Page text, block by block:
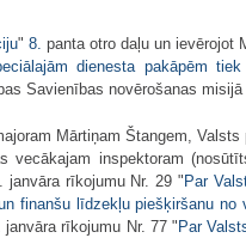
" 8. panta otro daļu un ievērojot
dienesta pakāpēm
Savienības novērošanas
Mārtiņam Štangem,
vecākajam inspektoram
janvāra rīkojumu Nr. 29 "Par
finanšu līdzekļu piešķiršanu no
rīkojumu Nr. 77 "Par